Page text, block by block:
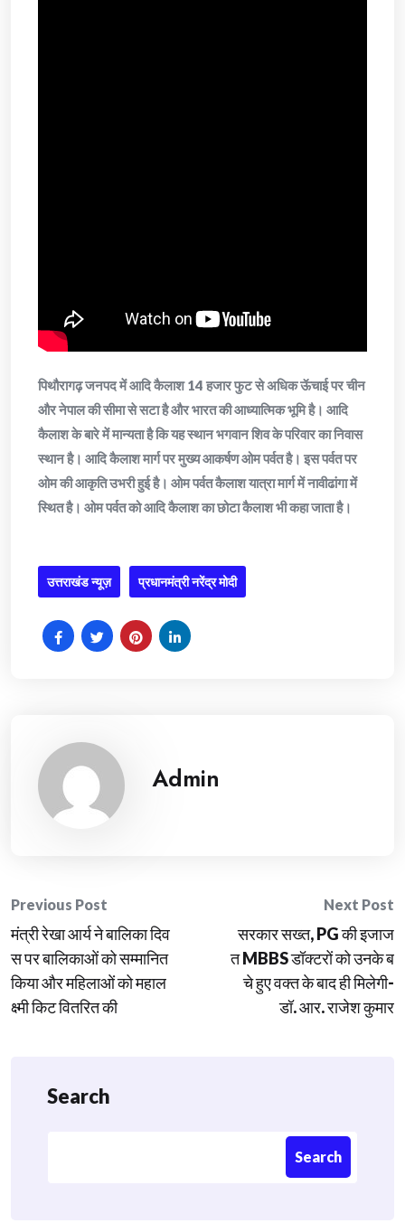
पिथौरागढ़ जनपद में आदि कैलाश 14 हजार फुट से अधिक ऊॅचाई पर चीन
और नेपाल की सीमा से सटा है और भारत की आध्यात्मिक भूमि है। आदि
कैलाश के बारे में मान्यता है कि यह स्थान भगवान शिव के परिवार का निवास
स्थान है। आदि कैलाश मार्ग पर मुख्य आकर्षण ओम पर्वत है। इस पर्वत पर
ओम की आकृति उभरी हुई है। ओम पर्वत कैलाश यात्रा मार्ग में नावीढांगा में
स्थित है। ओम पर्वत को आदि कैलाश का छोटा कैलाश भी कहा जाता है।
उत्तराखंड न्यूज़ प्रधानमंत्री नरेंद्र मोदी
Admin
Post
navigation
Previous Post
मंत्री रेखा आर्य ने बालिका दिव
स पर बालिकाओं को सम्मानित
किया और महिलाओं को महाल
क्ष्मी किट वितरित की
Next Post
सरकार सख्त, PG की इजाज
त MBBS डॉक्टरों को उनके ब
चे हुए वक्त के बाद ही मिलेगी-
डॉ. आर. राजेश कुमार
Search
Search